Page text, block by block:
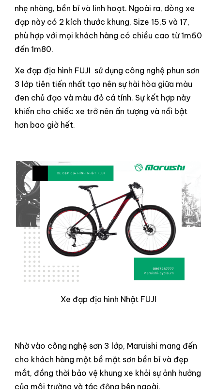
nhẹ nhàng, bền bỉ và linh hoạt. Ngoài ra, dòng xe
đạp này có 2 kích thước khung, Size 15,5 và 17,
phù hợp với mọi khách hàng có chiều cao từ 1m60
đến 1m80.
Xe đạp địa hình FUJI sử dụng công nghệ phun sơn
3 lớp tiên tiến nhất tạo nên sự hài hòa giữa màu
đen chủ đạo và màu đỏ cá tính. Sự kết hợp này
khiến cho chiếc xe trở nên ấn tượng và nổi bật
hơn bao giờ hết.
Xe đạp địa hình Nhật FUJI
Nhờ vào công nghệ sơn 3 lớp, Maruishi mang đến
cho khách hàng một bề mặt sơn bền bỉ và đẹp
mắt, đồng thời bảo vệ khung xe khỏi sự ảnh hưởng
của môi trường và tác động bên ngoài.